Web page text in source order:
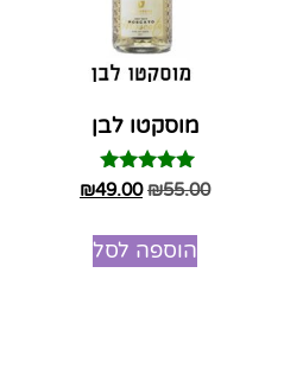
מוסקטו לבן
דורג
5.00
₪55.00
₪49.00
הוספה לסל